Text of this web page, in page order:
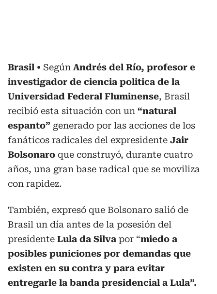
Brasil Según Andrés del Río, profesor e
investigador de ciencia politica de la
Universidad Federal Fluminense, Brasil
recibió esta situación con un “natural
espanto” generado por las acciones de los
fanáticos radicales del expresidente Jair
Bolsonaro que construyó, durante cuatro
años, una gran base radical que se moviliza
con rapidez.
También, expresó que Bolsonaro salió de
Brasil un día antes de la posesión del
presidente Lula da Silva por “miedo a
posibles puniciones por demandas que
existen en su contra y para evitar
entregarle la banda presidencial a Lula”.